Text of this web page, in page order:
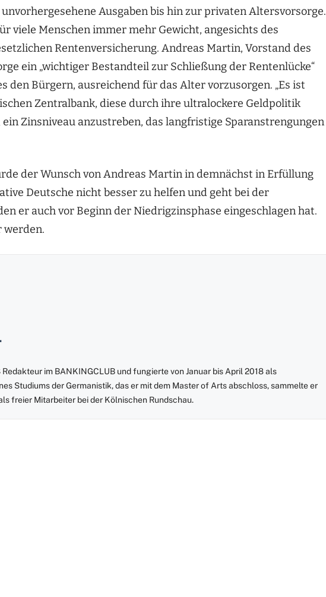
Ausgaben bis hin zur privaten Altersvorsorge.
viele Menschen immer mehr Gewicht, angesichts des
Rentenversicherung. Andreas Martin, Vorstand des
ein „wichtiger Bestandteil zur Schließung der Rentenlücke“
den Bürgern, ausreichend für das Alter vorzusorgen. „Es ist
Zentralbank, diese durch ihre ultralockere Geldpolitik
Zinsniveau anzustreben, das langfristige Sparanstrengungen
der Wunsch von Andreas Martin in demnächst in Erfüllung
Deutsche nicht besser zu helfen und geht bei der
er auch vor Beginn der Niedrigzinsphase eingeschlagen hat.
werden.
im BANKINGCLUB und fungierte von Januar bis April 2018 als
Studiums der Germanistik, das er mit dem Master of Arts abschloss, sammelte er
freier Mitarbeiter bei der Kölnischen Rundschau.